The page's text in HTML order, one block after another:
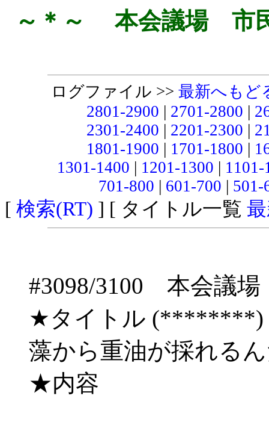
～＊～ 本会議場 市
ログファイル >> 最新へもど
2801-2900 | 2701-2800 |
2301-2400 | 2201-2300 |
1801-1900 | 1701-1800 |
1301-1400 | 1201-1300 |
701-800 | 601-700 |
[ 検索(RT) ] [ タイトル一覧
#3098/3100 本会議
★タイトル (********)
藻から重油が採れる
★内容